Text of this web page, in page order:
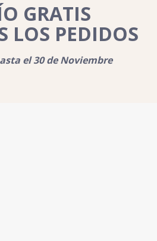
GRATIS
LOS PEDIDOS
el 30 de Noviembre